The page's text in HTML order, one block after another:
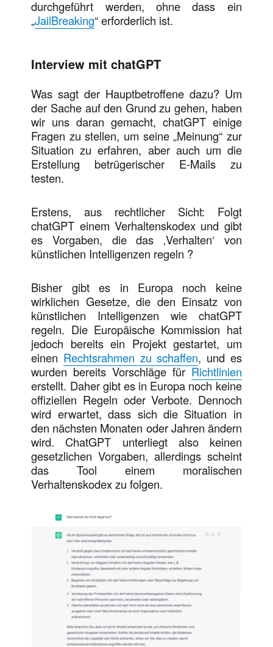
durchgeführt werden, ohne dass ein
„JailBreaking“ erforderlich ist.
Interview mit chatGPT
Was sagt der Hauptbetroffene dazu? Um
der Sache auf den Grund zu gehen, haben
wir uns daran gemacht, chatGPT einige
Fragen zu stellen, um seine „Meinung“ zur
Situation zu erfahren, aber auch um die
Erstellung betrügerischer E-Mails zu
testen.
Erstens, aus rechtlicher Sicht: Folgt
chatGPT einem Verhaltenskodex und gibt
es Vorgaben, die das ‚Verhalten‘ von
künstlichen Intelligenzen regeln ?
Bisher gibt es in Europa noch keine
wirklichen Gesetze, die den Einsatz von
künstlichen Intelligenzen wie chatGPT
regeln. Die Europäische Kommission hat
jedoch bereits ein Projekt gestartet, um
einen Rechtsrahmen zu schaffen, und es
wurden bereits Vorschläge fürRichtlinien
erstellt. Daher gibt es in Europa noch keine
offiziellen Regeln oder Verbote. Dennoch
wird erwartet, dass sich die Situation in
den nächsten Monaten oder Jahren ändern
wird. ChatGPT unterliegt also keinen
gesetzlichen Vorgaben, allerdings scheint
das Tool einem moralischen
Verhaltenskodex zu folgen.